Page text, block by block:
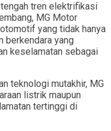
tren elektrifikasi
MG Motor
yang tidak hanya
berkendara yang
keselamatan sebagai
teknologi mutakhir, MG
listrik maupun
tertinggi di